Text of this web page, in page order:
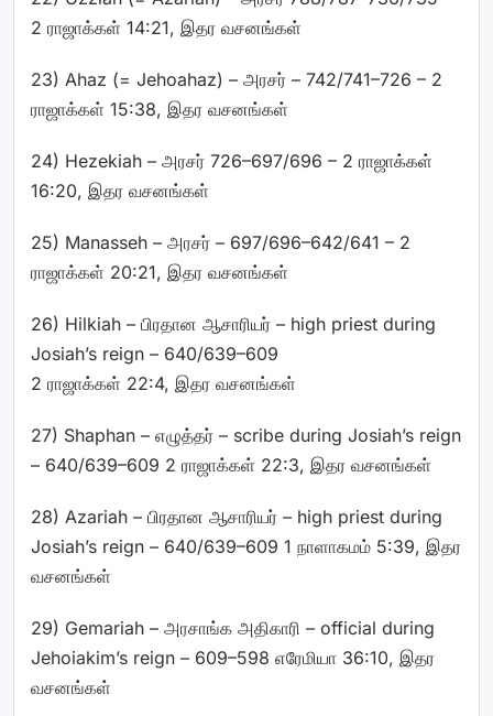
2 ராஜாக்கள் 14:21, இதர வசனங்கள்
23) Ahaz (= Jehoahaz) – அரசர் – 742/741–726 – 2
ராஜாக்கள் 15:38, இதர வசனங்கள்
24) Hezekiah – அரசர் 726–697/696 – 2 ராஜாக்கள்
16:20, இதர வசனங்கள்
25) Manasseh – அரசர் – 697/696–642/641 – 2
ராஜாக்கள் 20:21, இதர வசனங்கள்
26) Hilkiah – பிரதான ஆசாரியர் – high priest during
Josiah’s reign – 640/639–609
2 ராஜாக்கள் 22:4, இதர வசனங்கள்
27) Shaphan – எழுத்தர் – scribe during Josiah’s reign
– 640/639–609 2 ராஜாக்கள் 22:3, இதர வசனங்கள்
28) Azariah – பிரதான ஆசாரியர் – high priest during
Josiah’s reign – 640/639–609 1 நாளாகமம் 5:39, இதர
வசனங்கள்
29) Gemariah – அரசாங்க அதிகாரி – official during
Jehoiakim’s reign – 609–598 எரேமியா 36:10, இதர
வசனங்கள்